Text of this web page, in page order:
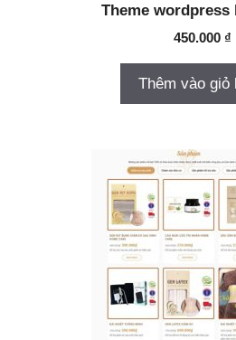
Theme wordpress
450.000 ₫
Thêm vào giỏ